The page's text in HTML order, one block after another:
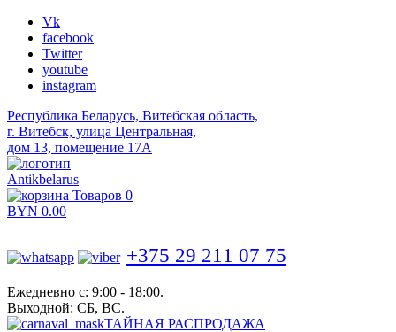
Vk
facebook
Twitter
youtube
instagram
Республика Беларусь, Витебская область,
г. Витебск, улица Центральная,
дом 13, помещение 17А
Antikbelarus
Товаров 0
BYN 0.00
+375 29 211 07 75
Ежедневно с: 9:00 - 18:00.
Выходной: СБ, ВС.
ТАЙНАЯ РАСПРОДАЖА